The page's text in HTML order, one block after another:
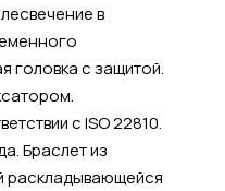
в
головка с защитой.
с ISO 22810.
Браслет из
раскладывающейся